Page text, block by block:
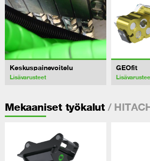
Keskuspainevoitelu
Lisävarusteet
GEOfit
Mekaaniset työkalut/